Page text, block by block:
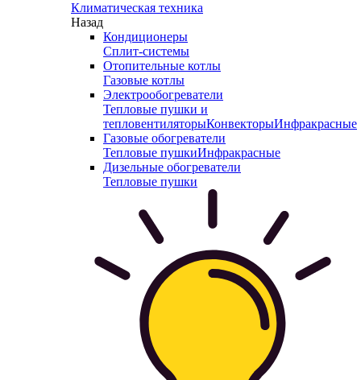
Климатическая техника
Назад
Кондиционеры
Сплит-системы
Отопительные котлы
Газовые котлы
Электрообогреватели
Тепловые пушки и
тепловентиляторыКонвекторыИнфракрасные
Газовые обогреватели
Тепловые пушкиИнфракрасные
Дизельные обогреватели
Тепловые пушки